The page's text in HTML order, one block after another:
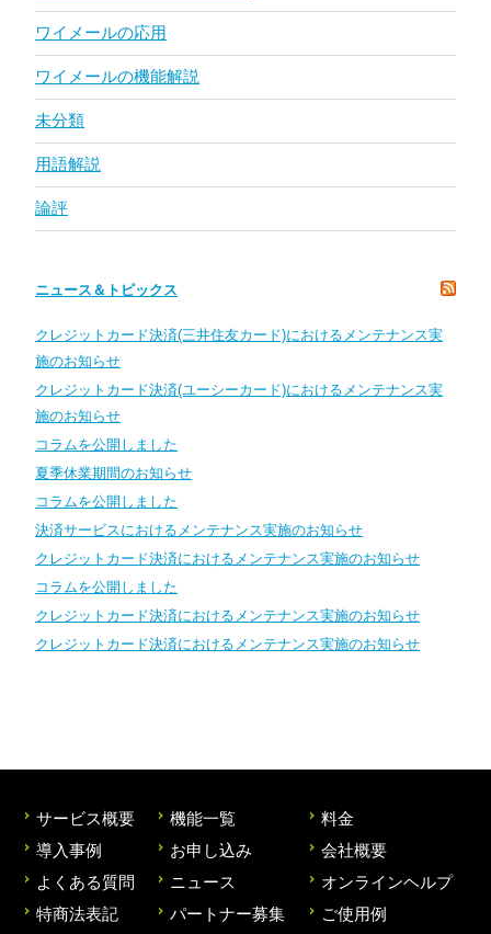
ワイメールの応用
ワイメールの機能解説
未分類
用語解説
論評
ニュース＆トピックス
クレジットカード決済(三井住友カード)におけるメンテナンス実
施のお知らせ
クレジットカード決済(ユーシーカード)におけるメンテナンス実
施のお知らせ
コラムを公開しました
夏季休業期間のお知らせ
コラムを公開しました
決済サービスにおけるメンテナンス実施のお知らせ
クレジットカード決済におけるメンテナンス実施のお知らせ
コラムを公開しました
クレジットカード決済におけるメンテナンス実施のお知らせ
クレジットカード決済におけるメンテナンス実施のお知らせ
サービス概要
導入事例
よくある質問
特商法表記
機能一覧
お申し込み
ニュース
パートナー募集
料金
会社概要
オンラインヘルプ
ご使用例